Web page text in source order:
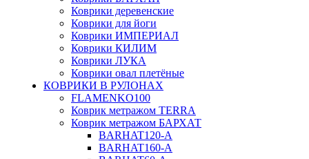
Коврики деревенские
Коврики для йоги
Коврики ИМПЕРИАЛ
Коврики КИЛИМ
Коврики ЛУКА
Коврики овал плетёные
КОВРИКИ В РУЛОНАХ
FLAMENKO100
Коврик метражом TERRA
Коврик метражом БАРХАТ
BARHAT120-A
BARHAT160-A